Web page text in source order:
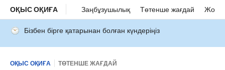
ОҚЫС ОҚИҒА Заңбұзушылық Төтенше жағдай Жол
Бізбен бірге қатарынан болған күндеріңіз
ОҚЫС ОҚИҒА ТӨТЕНШЕ ЖАҒДАЙ